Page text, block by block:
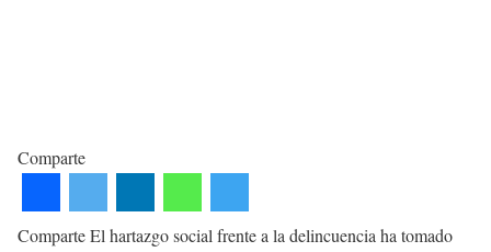
Comparte
Comparte El hartazgo social frente a la delincuencia ha tomado